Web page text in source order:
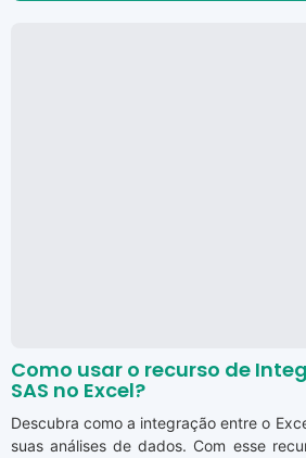
Como usar o recurso de
SAS no Excel?
Descubra como a integração entre o
suas análises de dados. Com esse